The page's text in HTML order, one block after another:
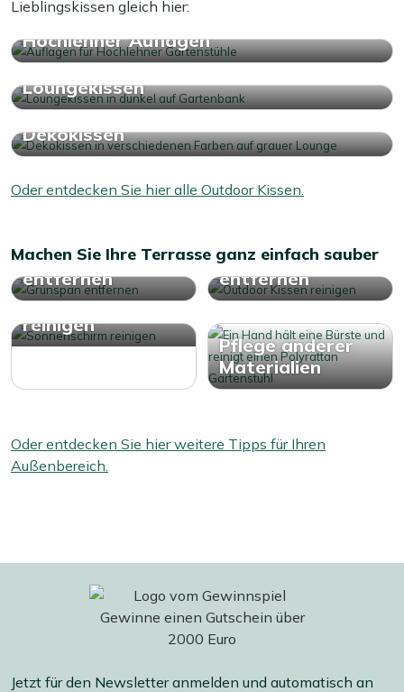
Schimmel begünstigen kann.
Lieblingskissen gleich hier:
Hochlehner Auflagen
Loungekissen
Dekokissen
Oder entdecken Sie hier alle Outdoor Kissen.
Machen Sie Ihre Terrasse ganz einfach sauber
Grünspan
entfernen
Sonnencremeflecken
entfernen
Sonnenschirm
reinigen
Pflege anderer
Materialien
Oder entdecken Sie hier weitere Tipps für Ihren
Außenbereich.
Jetzt für den Newsletter anmelden und automatisch an